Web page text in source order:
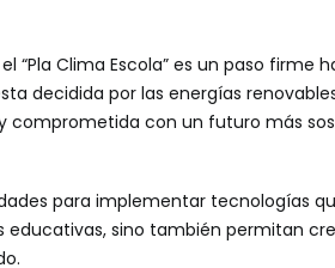
“Pla Clima Escola” es un paso firme
decidida por las energías
comprometida con un futuro más
para implementar tecnologías
sino también permitan